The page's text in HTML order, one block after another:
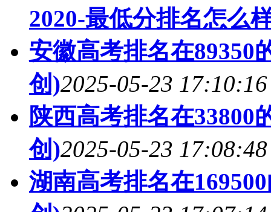
2020-最低分排名怎么
安徽高考排名在89350
创)2025-05-23 17:10:16
陕西高考排名在33800
创)2025-05-23 17:08:48
湖南高考排名在